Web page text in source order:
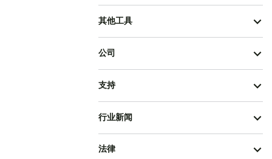
其他工具
公司
支持
行业新闻
法律